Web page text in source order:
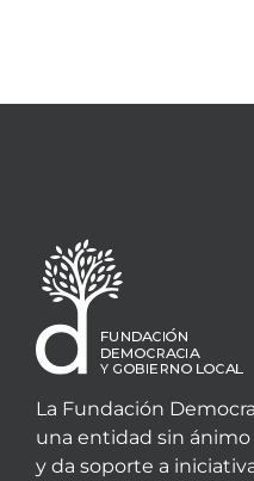
La Fundación
una entidad sin
y da soporte a